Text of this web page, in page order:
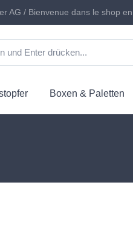
AG / Bienvenue dans le shop
Boxen & Paletten